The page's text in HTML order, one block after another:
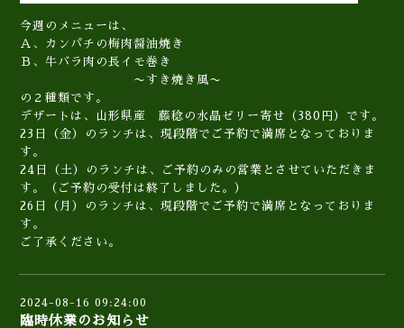
今週のメニューは、
Ａ、カンパチの梅肉醤油焼き
Ｂ、牛バラ肉の長イモ巻き
〜すき焼き風〜
の２種類です。
デザートは、山形県産 藤稔の水晶ゼリー寄せ（380円）です。
23日（金）のランチは、現段階でご予約で満席となっておりま
す。
24日（土）のランチは、ご予約のみの営業とさせていただきま
す。（ご予約の受付は終了しました。）
26日（月）のランチは、現段階でご予約で満席となっておりま
す。
ご了承ください。
2024-08-16 09:24:00
臨時休業のお知らせ